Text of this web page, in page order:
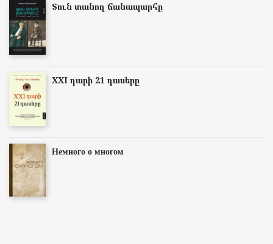
Տուն տանող ճանապարհը
XXI դարի 21 դասերը
Немного о многом